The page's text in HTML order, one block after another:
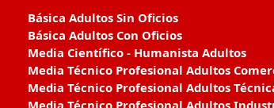
Básica Adultos Sin Oficios
Básica Adultos Con Oficios
Media Científico - Humanista Adultos
Media Técnico Profesional Adultos
Media Técnico Profesional Adultos
Media Técnico Profesional Adultos